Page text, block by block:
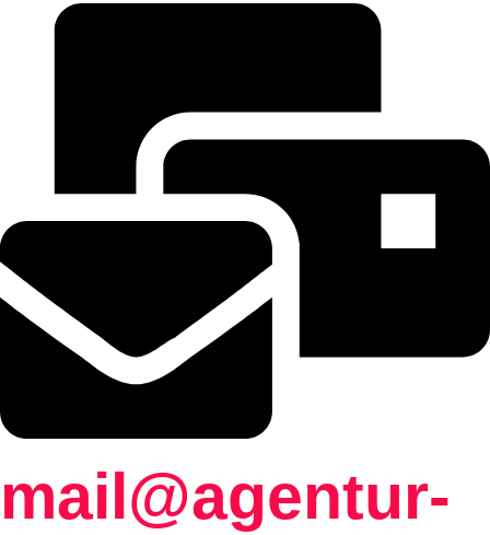
mail@agentur-